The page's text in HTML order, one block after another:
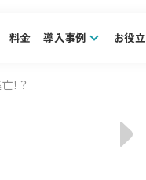
料金 導入事例 お役
！？